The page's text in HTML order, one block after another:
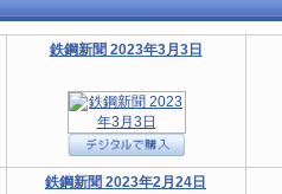
鉄鋼新聞 2023年3月3日
鉄鋼新聞 2023年2月24日